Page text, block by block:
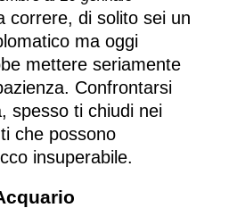
correre, di solito sei un
ma oggi
mettere seriamente
Confrontarsi
spesso ti chiudi nei
che possono
insuperabile.